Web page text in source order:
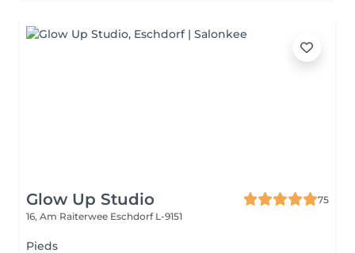
Glow Up Studio
75
16, Am Raiterwee Eschdorf L-9151
Pieds